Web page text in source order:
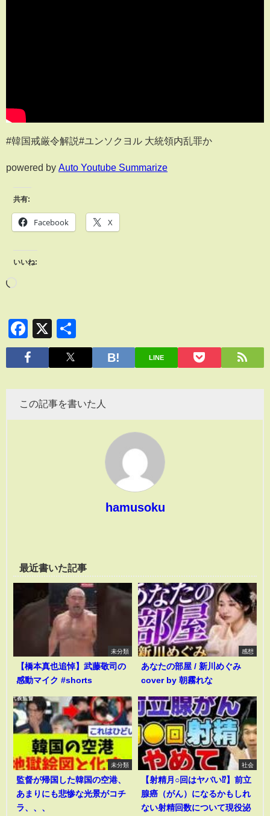
#韓国戒厳令解説#ユンソクヨル 大統領内乱罪か
powered by Auto Youtube Summarize
共有:
Facebook X
いいね:
Facebook
X
有
LINE
この記事を書いた人
hamusoku
最近書いた記事
未分類
【橋本真也追悼】武藤敬司の
感動マイク #shorts
感想
あなたの部屋 / 新川めぐみ
cover by 朝霧れな
未分類
監督が帰国した韓国の空港、
あまりにも悲惨な光景がコチ
ラ、、、
社会
【射精月○回はヤバい⁉︎】前立
腺癌（がん）になるかもしれ
ない射精回数について現役泌